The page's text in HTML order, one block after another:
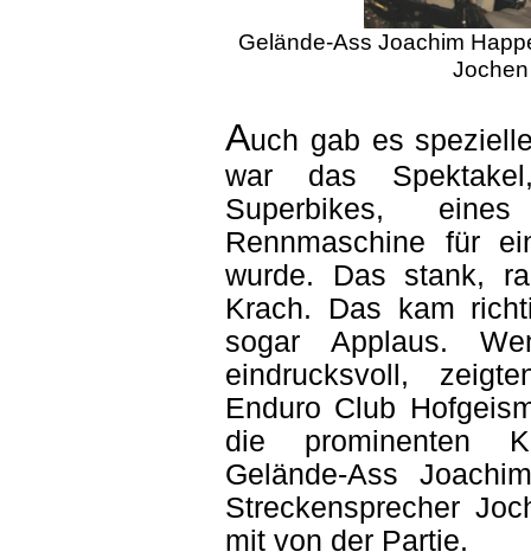
Gelände-Ass Joachim
Auch gab es
war das
Superbikes,
Rennmaschine für
wurde. Das stank,
Krach. Das kam
sogar Applaus.
eindrucksvoll,
Enduro Club
die prominenten
Gelände-Ass
Streckensprecher
mit von der Partie.